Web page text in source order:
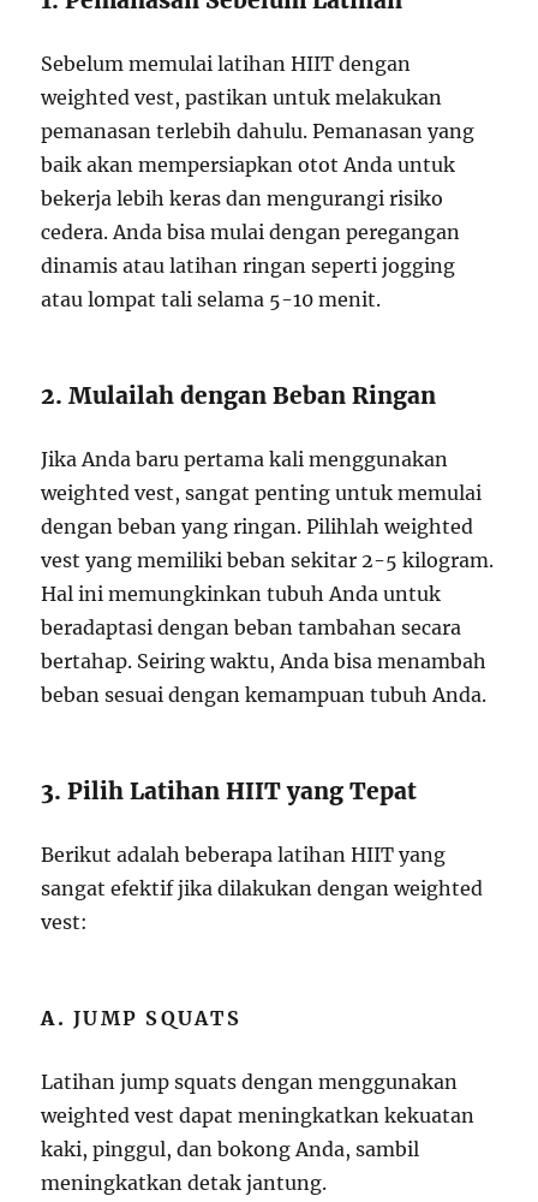
Sebelum memulai latihan HIIT dengan
weighted vest, pastikan untuk melakukan
pemanasan terlebih dahulu. Pemanasan yang
baik akan mempersiapkan otot Anda untuk
bekerja lebih keras dan mengurangi risiko
cedera. Anda bisa mulai dengan peregangan
dinamis atau latihan ringan seperti jogging
atau lompat tali selama 5-10 menit.
2. Mulailah dengan Beban Ringan
Jika Anda baru pertama kali menggunakan
weighted vest, sangat penting untuk memulai
dengan beban yang ringan. Pilihlah weighted
vest yang memiliki beban sekitar 2-5 kilogram.
Hal ini memungkinkan tubuh Anda untuk
beradaptasi dengan beban tambahan secara
bertahap. Seiring waktu, Anda bisa menambah
beban sesuai dengan kemampuan tubuh Anda.
3. Pilih Latihan HIIT yang Tepat
Berikut adalah beberapa latihan HIIT yang
sangat efektif jika dilakukan dengan weighted
vest:
A.JUMP SQUATS
Latihan jump squats dengan menggunakan
weighted vest dapat meningkatkan kekuatan
kaki, pinggul, dan bokong Anda, sambil
meningkatkan detak jantung.